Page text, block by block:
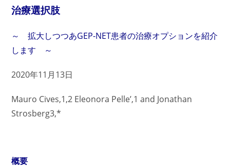
治療選択肢
～ 拡大しつつあGEP-NET患者の治療オプションを紹介
します ～
2020年11月13日
Mauro Cives,1,2 Eleonora Pelle’,1 and Jonathan
Strosberg3,*
概要